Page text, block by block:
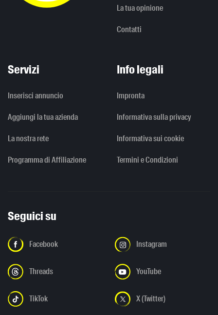
La tua opinione
Contatti
Servizi
Inserisci annuncio
Aggiungi la tua azienda
La nostra rete
Programma di Affiliazione
Info legali
Impronta
Informativa sulla privacy
Informativa sui cookie
Termini e Condizioni
Seguici su
Facebook Instagram
Threads YouTube
TikTok X (Twitter)